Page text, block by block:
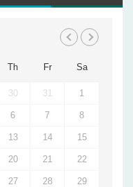
Th Fr Sa
30 31 1
6 7 8
13 14 15
20 21 22
27 28 29